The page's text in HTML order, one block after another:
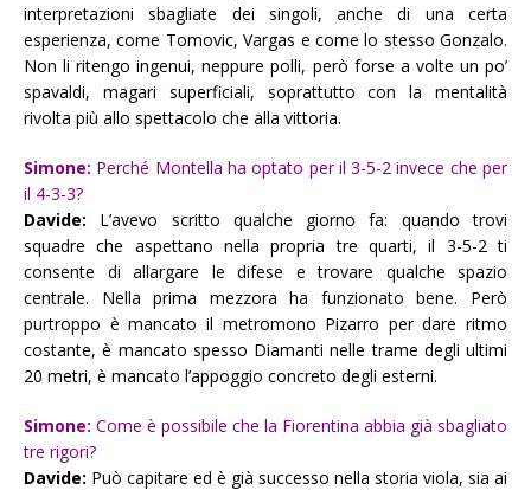
interpretazioni sbagliate dei singoli, anche di una certa
esperienza, come Tomovic, Vargas e come lo stesso Gonzalo.
Non li ritengo ingenui, neppure polli, però forse a volte un po’
spavaldi, magari superficiali, soprattutto con la mentalità
rivolta più allo spettacolo che alla vittoria.
Simone: Perché Montella ha optato per il 3-5-2 invece che per
il 4-3-3?
Davide: L’avevo scritto qualche giorno fa: quando trovi
squadre che aspettano nella propria tre quarti, il 3-5-2 ti
consente di allargare le difese e trovare qualche spazio
centrale. Nella prima mezzora ha funzionato bene. Però
purtroppo è mancato il metromono Pizarro per dare ritmo
costante, è mancato spesso Diamanti nelle trame degli ultimi
20 metri, è mancato l’appoggio concreto degli esterni.
Simone: Come è possibile che la Fiorentina abbia già sbagliato
tre rigori?
Davide: Può capitare ed è già successo nella storia viola, sia ai